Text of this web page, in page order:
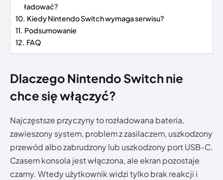
ładować?
Kiedy Nintendo Switch wymaga serwisu?
Podsumowanie
FAQ
Dlaczego Nintendo Switch nie
chce się włączyć?
Najczęstsze przyczyny to rozładowana bateria,
zawieszony system, problem z zasilaczem, uszkodzony
przewód albo zabrudzony lub uszkodzony port USB-C.
Czasem konsola jest włączona, ale ekran pozostaje
czarny. Wtedy użytkownik widzi tylko brak reakcji i